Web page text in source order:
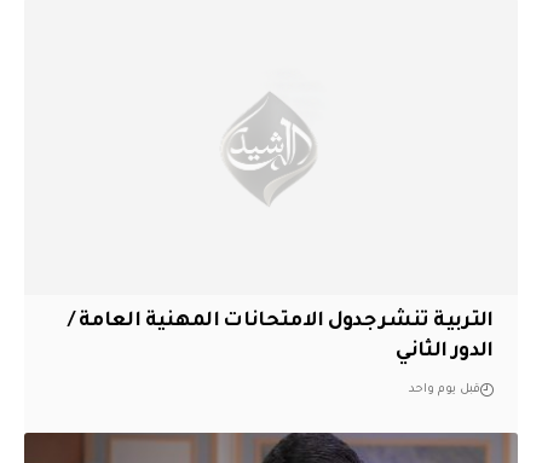
التربية تنشر جدول الامتحانات المهنية العامة /
الدور الثاني
قبل يوم واحد